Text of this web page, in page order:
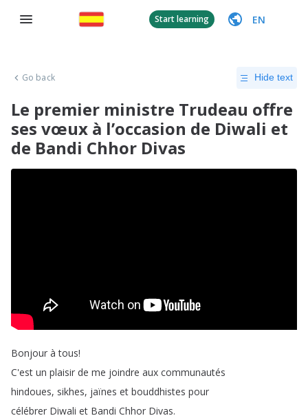
Start learning EN
Go back Hide text
Le premier ministre Trudeau offre
ses vœux à l’occasion de Diwali et
de Bandi Chhor Divas
Bonjour à tous!
C'est un plaisir de me joindre aux communautés
hindoues, sikhes, jaïnes et bouddhistes pour
célébrer Diwali et Bandi Chhor Divas.